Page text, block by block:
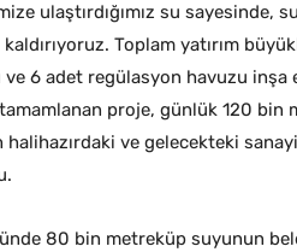
ulaştırdığımız su sayesinde,
Toplam yatırım
6 adet regülasyon havuzu
proje, günlük 120 bin
halihazırdaki ve gelecekteki
80 bin metreküp suyunun